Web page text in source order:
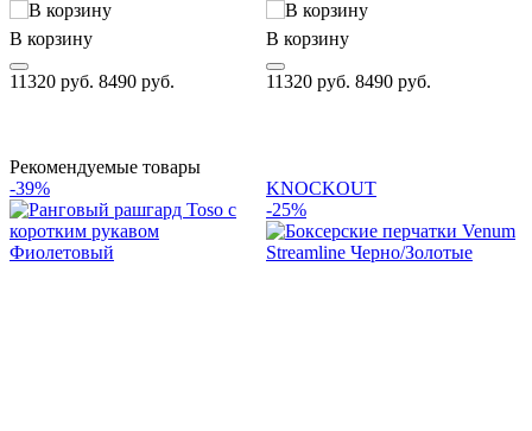
В корзину
11320 руб. 8490 руб.
В корзину
11320 руб. 8490 руб.
Рекомендуемые товары
-39%
KNOCKOUT
-25%